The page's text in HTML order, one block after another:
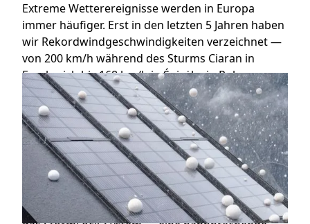
Extreme Wetterereignisse werden in Europa
immer häufiger. Erst in den letzten 5 Jahren haben
wir Rekordwindgeschwindigkeiten verzeichnet —
von 200 km/h während des Sturms Ciaran in
Frankreich bis 168 km/h in Śnieżka in Polen.
Herkömmliche Photovoltaikanlagen, die auf
Konstruktionen über dem Dach montiert werden,
sind besonders anfällig für Schäden bei starkem
Wind. Der Abstand zwischen den Paneelen und
dem Dach bildet einen kritischen Punkt, an dem
der Wind die gesamte Struktur aufnehmen kann.
Wie schützt man das Solardach effektiv vor der
zerstörerischen Kraft des Windes? Die Antwort ist